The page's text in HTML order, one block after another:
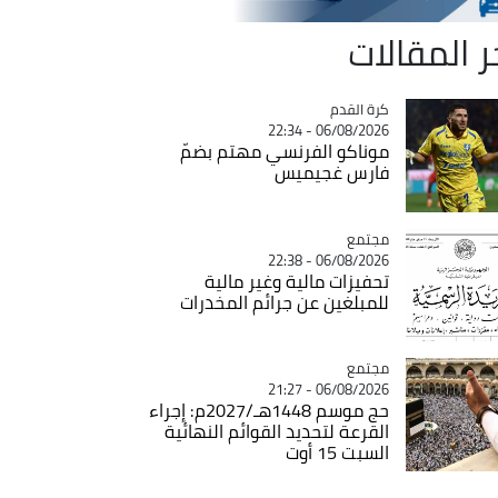
المقالات
Catégorie
كرة القدم
06/08/2026 - 22:34
موناكو الفرنسي مهتم بضمّ
فارس غجيميس
Catégorie
مجتمع
06/08/2026 - 22:38
تحفيزات مالية وغير مالية
للمبلغين عن جرائم المخدرات
Catégorie
مجتمع
06/08/2026 - 21:27
حج موسم 1448هـ/2027م: إجراء
القرعة لتحديد القوائم النهائية
السبت 15 أوت